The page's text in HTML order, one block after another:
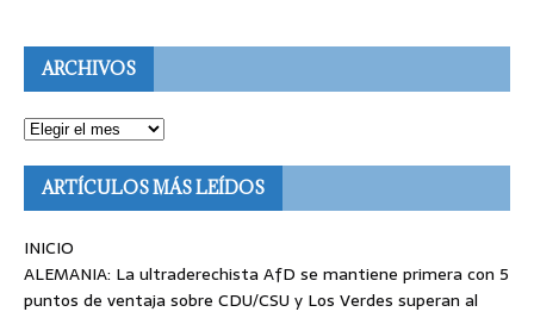
ARCHIVOS
ARTÍCULOS MÁS LEÍDOS
INICIO
ALEMANIA: La ultraderechista AfD se mantiene primera con 5
puntos de ventaja sobre CDU/CSU y Los Verdes superan al